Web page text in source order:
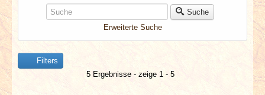
NEUESTE ARTIKEL
NEWS & DATES
BERICHTE
Suche
Erweiterte Suche
Filters
5 Ergebnisse - zeige 1 - 5